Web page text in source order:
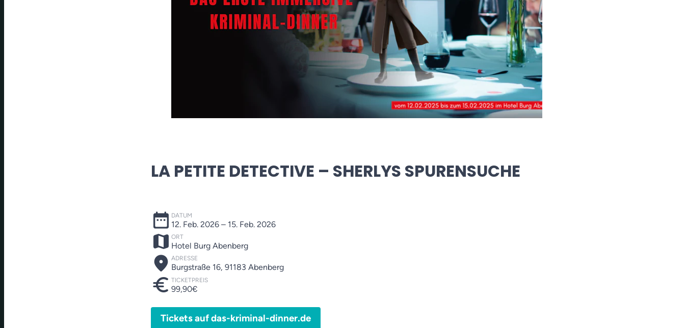
LA PETITE DETECTIVE – SHERLYS SPURENSUCHE
date_range DATUM
12. Feb. 2026 – 15. Feb. 2026
map ORT
Hotel Burg Abenberg
place ADRESSE
Burgstraße 16, 91183 Abenberg
euro TICKETPREIS
99,90€
Tickets auf das-kriminal-dinner.de